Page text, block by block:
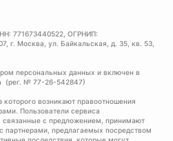
771673440522, ОГРНИП:
г. Москва, ул. Байкальская, д. 35, кв. 53,
персональных данных и включен в
(рег. № 77-26-542847)
которого возникают правоотношения
Пользователи сервиса
связанные с предложением, принимают
партнерами, предлагаемых посредством